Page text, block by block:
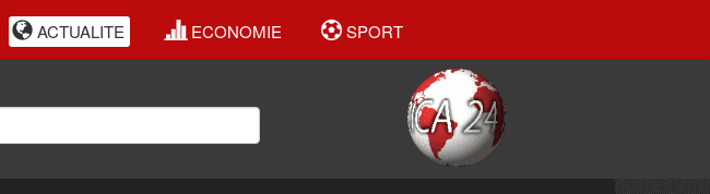
ACTUALITE ECONOMIE SPORT